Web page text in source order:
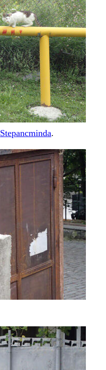
Stepancminda.